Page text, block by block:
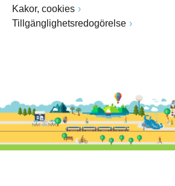
Kakor, cookies
Tillgänglighetsredogörelse